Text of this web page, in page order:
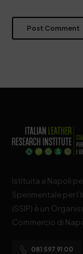
Post Comment
Istituita a Napoli
Sperimentale per
(SSIP) è un
Commercio di
081 597 91 00